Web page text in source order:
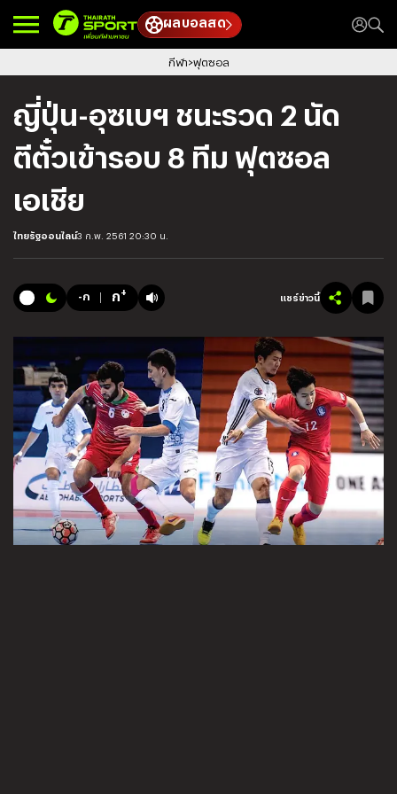
ผลบอลสด
กีฬา ฟุตซอล
ญี่ปุ่น-อุซเบฯ ชนะรวด 2 นัด
ตีตั๋วเข้ารอบ 8 ทีม ฟุตซอล
เอเชีย
ไทยรัฐออนไลน์3 ก.พ. 2561 20:30 น.
-ก ก+ แชร์ข่าวนี้